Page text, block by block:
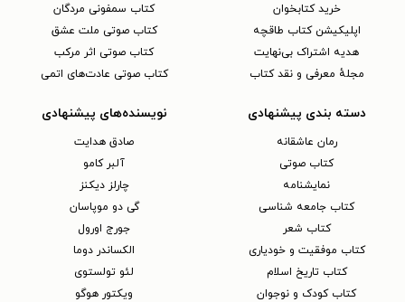
خرید کتابخوان
اپلیکیشن کتاب طاقچه
هدیه اشتراک بی‌نهایت
مجلهٔ معرفی و نقد کتاب
کتاب سمفونی مردگان
کتاب صوتی ملت عشق
کتاب صوتی اثر مرکب
کتاب صوتی عادت‌های اتمی
دسته بندی پیشنهادی
رمان عاشقانه
کتاب‌ صوتی
نمایشنامه
کتاب جامعه شناسی
کتاب شعر
کتاب موفقیت و خودیاری
کتاب تاریخ اسلام
کتاب کودک و نوجوان
نویسنده‌های پیشنهادی
صادق هدایت
آلبر کامو
چارلز دیکنز
گی دو موپاسان
جورج اورول
الکساندر دوما
لئو تولستوی
ویکتور هوگو